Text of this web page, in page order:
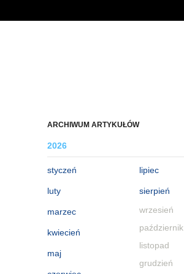
ARCHIWUM ARTYKUŁÓW
2026
styczeń
luty
marzec
kwiecień
maj
lipiec
sierpień
wrzesień
październik
listopad
grudzień